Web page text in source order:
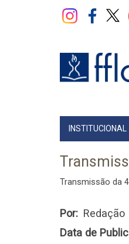
NAVEGADOR
PRINCIPAL
INSTITUCIONAL
Transmissão da
Por
Redação
Data de